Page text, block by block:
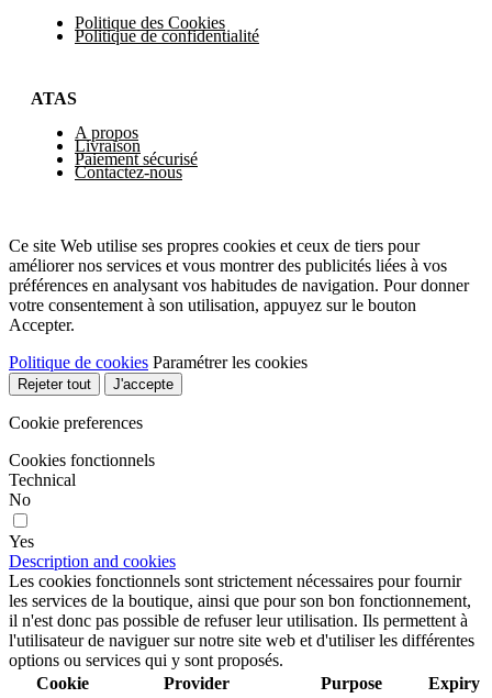
Politique des Cookies
Politique de confidentialité
ATAS
A propos
Livraison
Paiement sécurisé
Contactez-nous
Ce site Web utilise ses propres cookies et ceux de tiers pour
améliorer nos services et vous montrer des publicités liées à vos
préférences en analysant vos habitudes de navigation. Pour donner
votre consentement à son utilisation, appuyez sur le bouton
Accepter.
Politique de cookies Paramétrer les cookies
Rejeter tout J'accepte
Cookie preferences
Cookies fonctionnels
Technical
No
Yes
Description and cookies
Les cookies fonctionnels sont strictement nécessaires pour fournir
les services de la boutique, ainsi que pour son bon fonctionnement,
il n'est donc pas possible de refuser leur utilisation. Ils permettent à
l'utilisateur de naviguer sur notre site web et d'utiliser les différentes
options ou services qui y sont proposés.
Cookie
Provider Purpose Expiry